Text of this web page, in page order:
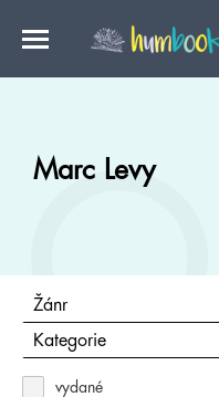
Marc Levy
Žánr
Kategorie
vydané